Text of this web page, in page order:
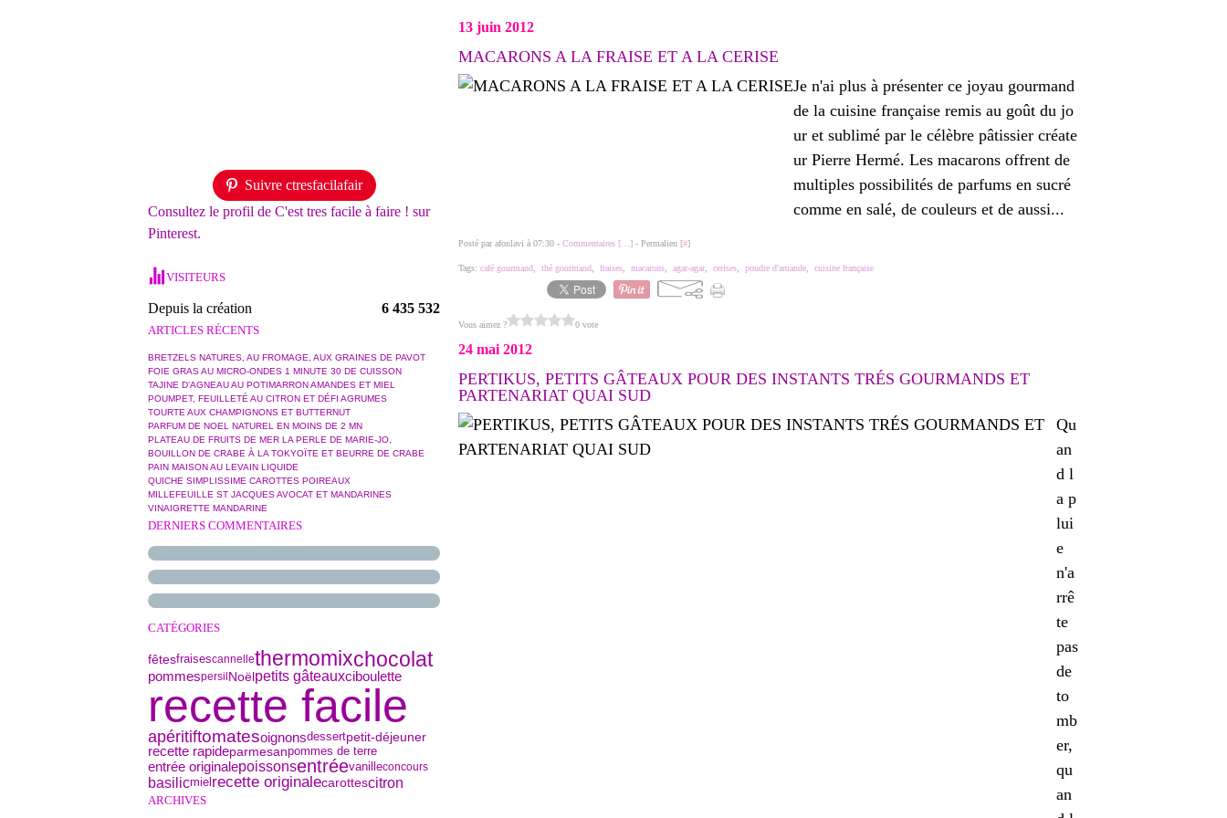
Suivre ctresfacilafair
Consultez le profil de C'est tres facile à faire ! sur
Pinterest.
VISITEURS
Depuis la création 6 435 532
ARTICLES RÉCENTS
BRETZELS NATURES, AU FROMAGE, AUX GRAINES DE PAVOT
FOIE GRAS AU MICRO-ONDES 1 MINUTE 30 DE CUISSON
TAJINE D'AGNEAU AU POTIMARRON AMANDES ET MIEL
POUMPET, FEUILLETÉ AU CITRON ET DÉFI AGRUMES
TOURTE AUX CHAMPIGNONS ET BUTTERNUT
PARFUM DE NOEL NATUREL EN MOINS DE 2 MN
PLATEAU DE FRUITS DE MER LA PERLE DE MARIE-JO,
BOUILLON DE CRABE À LA TOKYOÏTE ET BEURRE DE CRABE
PAIN MAISON AU LEVAIN LIQUIDE
QUICHE SIMPLISSIME CAROTTES POIREAUX
MILLEFEUILLE ST JACQUES AVOCAT ET MANDARINES
VINAIGRETTE MANDARINE
DERNIERS COMMENTAIRES
CATÉGORIES
fêtesfraisescannellethermomixchocolat
pommespersilNoëlpetits gâteauxciboulette
recette facile
apéritiftomatesoignonsdessertpetit-déjeuner
recette rapideparmesanpommes de terre
entrée originalepoissonsentréevanilleconcours
basilicmiel recette originalecarottescitron
ARCHIVES
13 juin 2012
MACARONS A LA FRAISE ET A LA CERISE
Je n'ai plus à présenter ce joyau gourmand
de la cuisine française remis au goût du jo
ur et sublimé par le célèbre pâtissier créate
ur Pierre Hermé. Les macarons offrent de
multiples possibilités de parfums en sucré
comme en salé, de couleurs et de aussi...
Posté par afonlavi à 07:30 - Commentaires [ ] - Permalien [#]
Tags: café gourmand thé gourmand fraises macarons agar-agar, cerises poudre d'amande cuisine française
Vous aimez ? 0 vote
24 mai 2012
PERTIKUS, PETITS GÂTEAUX POUR DES INSTANTS TRÉS GOURMANDS ET
PARTENARIAT QUAI SUD
Qu
an
d l
a p
lui
e
n'a
rrê
te
pas
de
to
mb
er,
qu
an